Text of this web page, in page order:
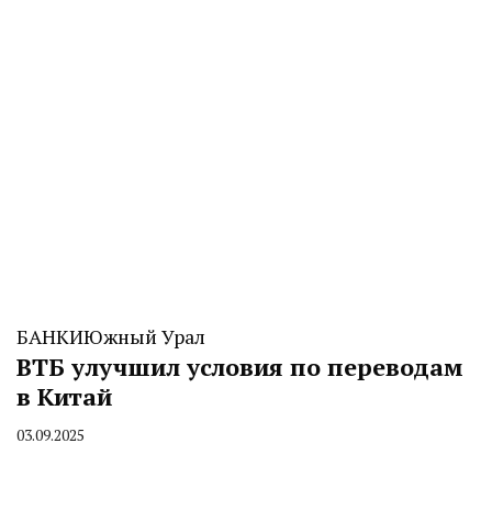
БАНКИЮжный Урал
ВТБ улучшил условия по переводам
в Китай
By
03.09.2025